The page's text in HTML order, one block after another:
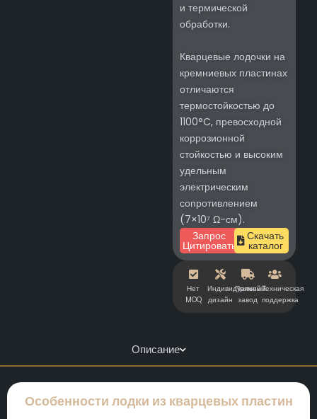
и термической
обработки.
Кварцевые лодочки на
кремниевых пластинах
отличаются
термостойкостью до
1100°C, превосходной
коррозионной
стойкостью и высоким
удельным
электрическим
сопротивлением
(7×10⁷ Ω-см).
Запрос
Цитировать
Скачать
каталог
Нет
MOQ
Индивидуальный
дизайн
Прямой
завод
Техническая
поддержка
Описание
Особенности лодки из кварцевых пластин